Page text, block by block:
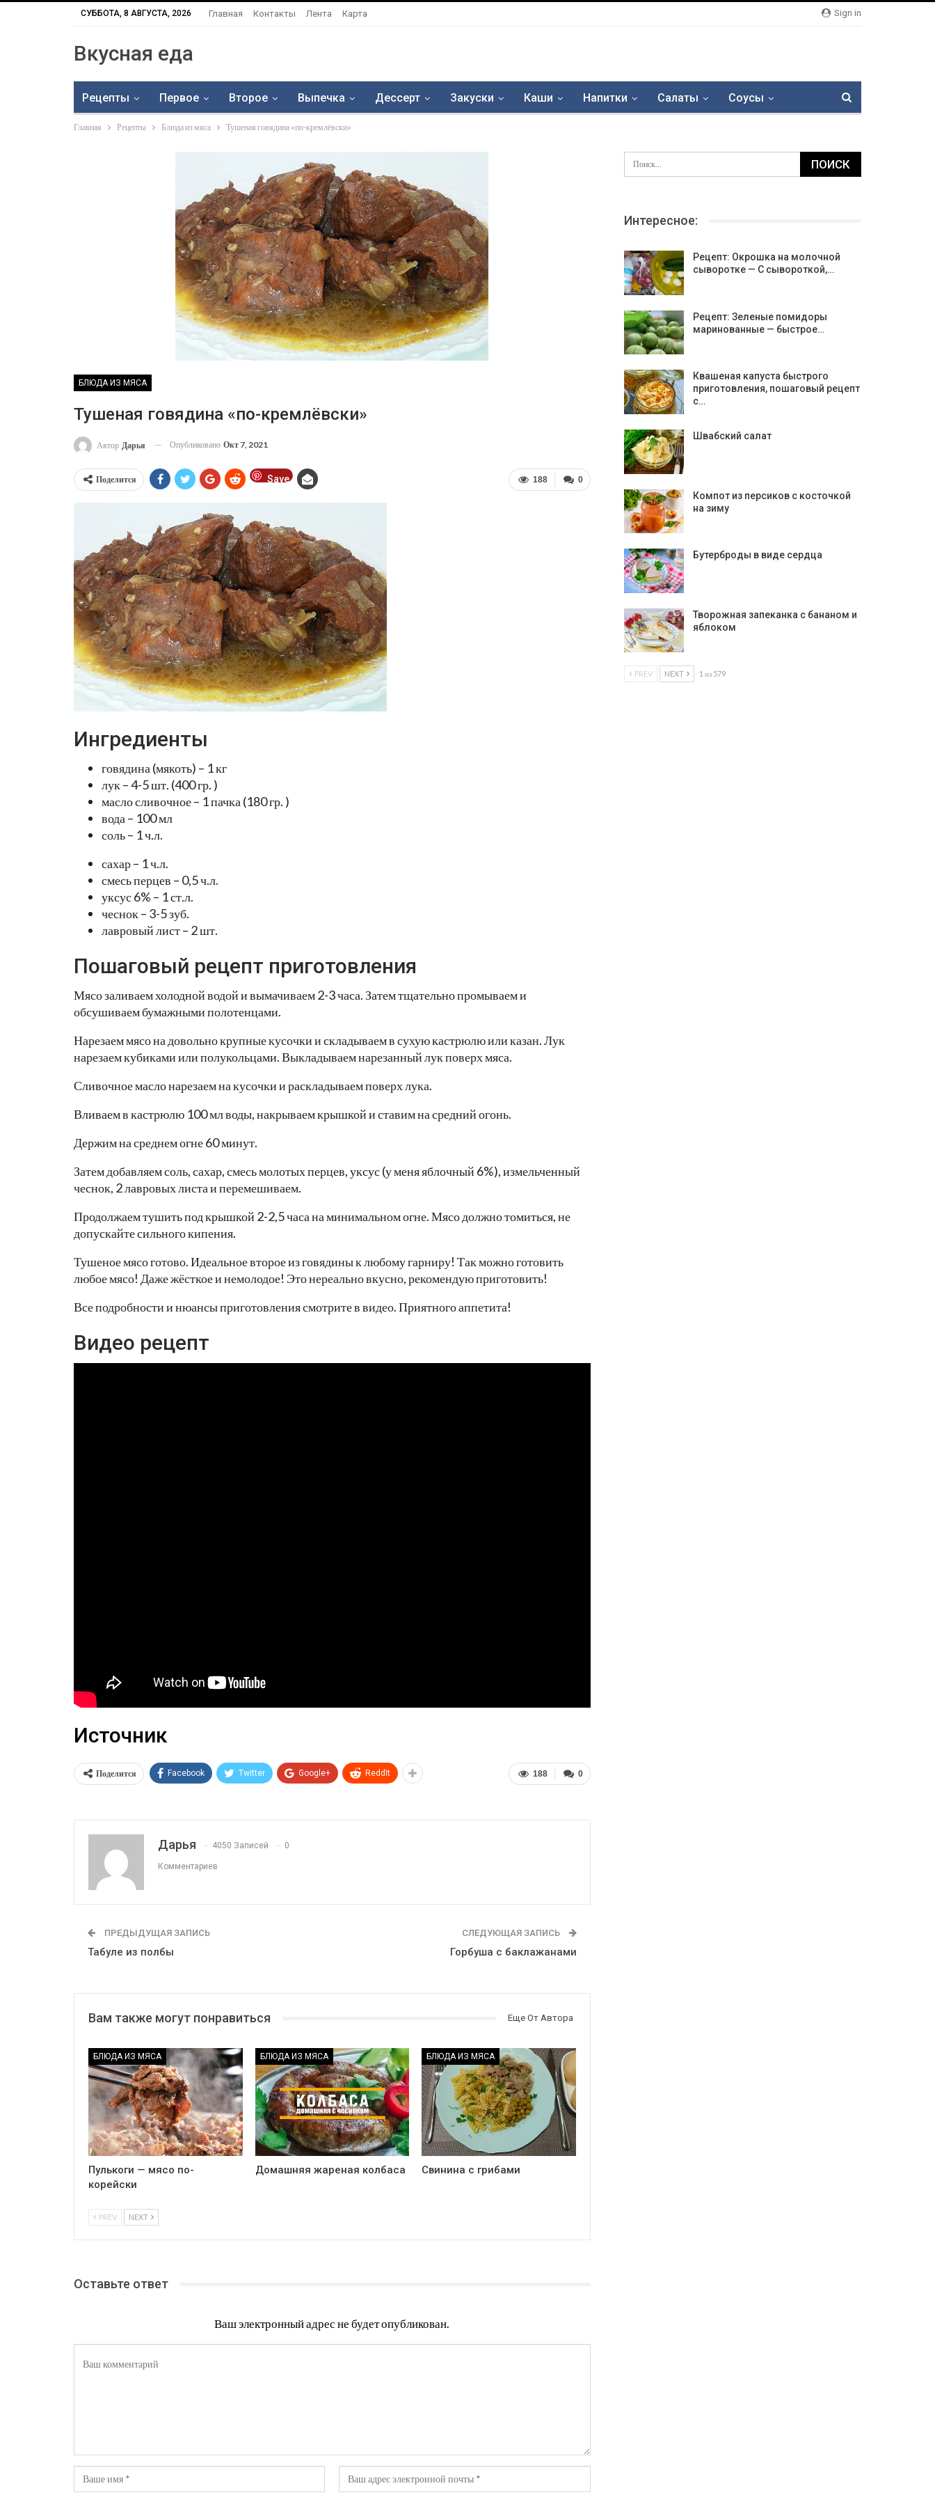
Sign in
СУББОТА, 8 АВГУСТА, 2026 Главная Контакты Лента Карта
Вкусная еда
Рецепты Первое Второе Выпечка Дессерт Закуски Каши Напитки Салаты Соусы
Главная Рецепты Блюда из мяса Тушеная говядина «по-кремлёвски»
БЛЮДА ИЗ МЯСА
Тушеная говядина «по-кремлёвски»
Автор Дарья Опубликовано Окт 7, 2021
0
188
Поделится Save
Ингредиенты
говядина (мякоть) – 1 кг
лук – 4-5 шт. (400 гр. )
масло сливочное – 1 пачка (180 гр. )
вода – 100 мл
соль – 1 ч.л.
сахар – 1 ч.л.
смесь перцев – 0,5 ч.л.
уксус 6% – 1 ст.л.
чеснок – 3-5 зуб.
лавровый лист – 2 шт.
Пошаговый рецепт приготовления
Мясо заливаем холодной водой и вымачиваем 2-3 часа. Затем тщательно промываем и
обсушиваем бумажными полотенцами.
Нарезаем мясо на довольно крупные кусочки и складываем в сухую кастрюлю или казан. Лук
нарезаем кубиками или полукольцами. Выкладываем нарезанный лук поверх мяса.
Сливочное масло нарезаем на кусочки и раскладываем поверх лука.
Вливаем в кастрюлю 100 мл воды, накрываем крышкой и ставим на средний огонь.
Держим на среднем огне 60 минут.
Затем добавляем соль, сахар, смесь молотых перцев, уксус (у меня яблочный 6%), измельченный
чеснок, 2 лавровых листа и перемешиваем.
Продолжаем тушить под крышкой 2-2,5 часа на минимальном огне. Мясо должно томиться, не
допускайте сильного кипения.
Тушеное мясо готово. Идеальное второе из говядины к любому гарниру! Так можно готовить
любое мясо! Даже жёсткое и немолодое! Это нереально вкусно, рекомендую приготовить!
Все подробности и нюансы приготовления смотрите в видео. Приятного аппетита!
Видео рецепт
Источник
0
188
Поделится Facebook Twitter Google+ ReddIt
Дарья 4050 Записей 0
Комментариев
ПРЕДЫДУЩАЯ ЗАПИСЬ
Табуле из полбы
СЛЕДУЮЩАЯ ЗАПИСЬ
Горбуша с баклажанами
Вам также могут понравиться Еще От Автора
БЛЮДА ИЗ МЯСА
Пулькоги — мясо по-
корейски
БЛЮДА ИЗ МЯСА
Домашняя жареная колбаса
БЛЮДА ИЗ МЯСА
Свинина с грибами
PREV NEXT
Оставьте ответ
Ваш электронный адрес не будет опубликован.
Интересное:
Рецепт: Окрошка на молочной
сыворотке — С сывороткой,…
Рецепт: Зеленые помидоры
маринованные — быстрое…
Квашеная капуста быстрого
приготовления, пошаговый рецепт
с…
Швабский салат
Компот из персиков с косточкой
на зиму
Бутерброды в виде сердца
Творожная запеканка с бананом и
яблоком
PREV NEXT 1 из 579